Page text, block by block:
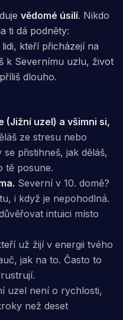
vědomé úsilí. Nikdo
ti dá podněty:
kteří přicházejí na
k Severnímu uzlu, život
dlouho.
uzel) a všimni si,
ze stresu nebo
přistihneš, jak děláš,
tě posune.
Severní v 10. domě?
i když je nepohodlná.
intuici místo
už žijí v energii tvého
jak na to. Často to
uzel není o rychlosti,
než deset